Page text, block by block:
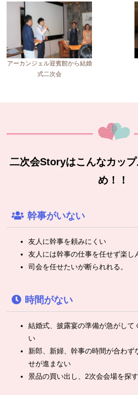
アーカンジェル迎賓館から結婚
式二次会
二次会Storyはこんなカッ
め！！
幹事がいない
友人に幹事を頼みにくい
友人には幹事の仕事を任せず楽し
司会を任せたいが断られれる。
時間がない
結婚式、披露宴の準備が急がして
い
新郎、新婦、幹事の時間が合わず
せが進まない
景品の買い出し、2次会会場を探